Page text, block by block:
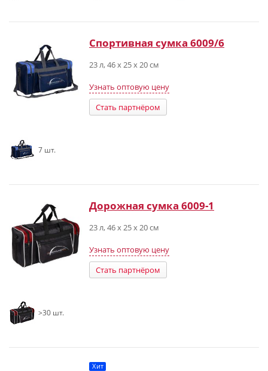
Спортивная сумка 6009/6
23 л, 46 х 25 х 20 см
Узнать оптовую цену
Стать партнёром
7 шт.
Дорожная сумка 6009-1
23 л, 46 х 25 х 20 см
Узнать оптовую цену
Стать партнёром
>30 шт.
Хит